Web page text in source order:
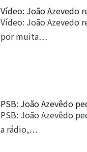
Vídeo: João Azevedo
Vídeo: João Azevedo
por muita…
PSB: João Azevêdo
PSB: João Azevêdo
a rádio,…